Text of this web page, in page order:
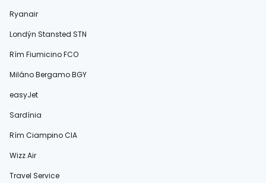
Ryanair
Londýn Stansted STN
Rím Fiumicino FCO
Miláno Bergamo BGY
easyJet
Sardínia
Rím Ciampino CIA
Wizz Air
Travel Service